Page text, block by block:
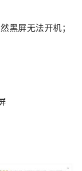
黑屏无法开机；